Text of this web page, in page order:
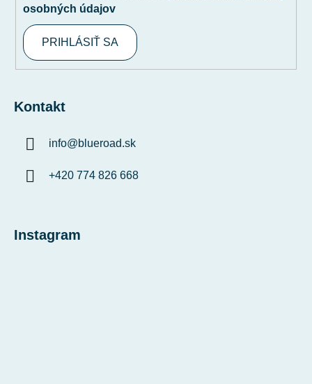
osobných údajov
PRIHLÁSIŤ SA
Kontakt
info@blueroad.sk
+420 774 826 668
Instagram